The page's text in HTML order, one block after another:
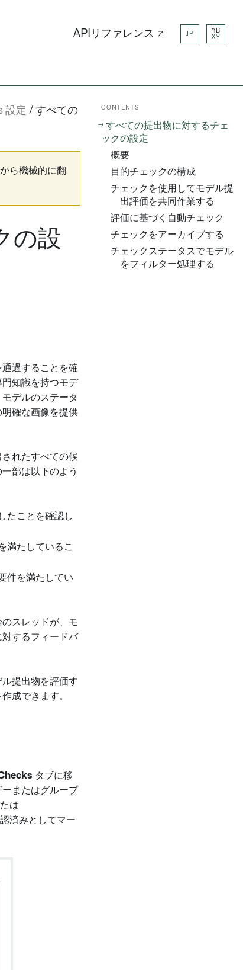
APIリファレンス ↗ JP
AB
XY
設定
すべての
ら機械的に翻
の設
過することを確
知識を持つモデ
デルのステータ
確な画像を提供
れたすべての候
部は以下のよう
たことを確認し
満たしているこ
件を満たしてい
スレッドが、モ
するフィードバ
提出物を評価す
成できます。
タブに移
またはグループ
は
済みとしてマー
CONTENTS
すべての提出物に対するチェ
ックの設定
概要
目的チェックの構成
チェックを使用してモデル提
出評価を共同作業する
評価に基づく自動チェック
チェックをアーカイブする
チェックステータスでモデル
をフィルター処理する